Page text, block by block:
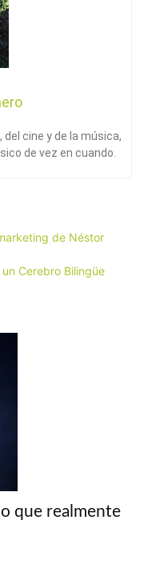
cine y de la música,
de vez en cuando.
de Néstor
Cerebro Bilingüe
que realmente